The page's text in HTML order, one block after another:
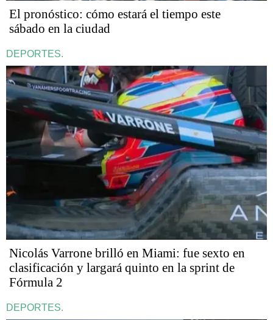
El pronóstico: cómo estará el tiempo este
sábado en la ciudad
DEPORTES.
Nicolás Varrone brilló en Miami: fue sexto en
clasificación y largará quinto en la sprint de
Fórmula 2
DEPORTES.